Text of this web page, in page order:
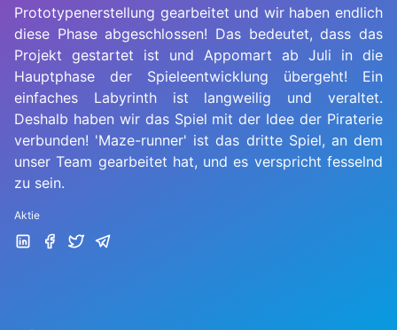
Prototypenerstellung gearbeitet und wir haben endlich
diese Phase abgeschlossen! Das bedeutet, dass das
Projekt gestartet ist und Appomart ab Juli in die
Hauptphase der Spieleentwicklung übergeht! Ein
einfaches Labyrinth ist langweilig und veraltet.
Deshalb haben wir das Spiel mit der Idee der Piraterie
verbunden! 'Maze-runner' ist das dritte Spiel, an dem
unser Team gearbeitet hat, und es verspricht fesselnd
zu sein.
Aktie